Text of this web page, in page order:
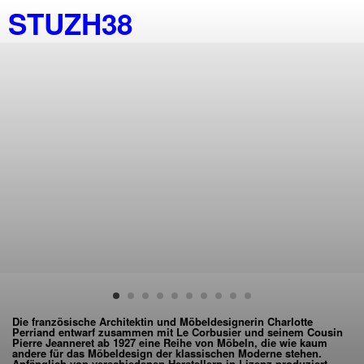
STUZH38
Die französische Architektin und Möbeldesignerin Charlotte
Perriand entwarf zusammen mit Le Corbusier und seinem Cousin
Pierre Jeanneret ab 1927 eine Reihe von Möbeln, die wie kaum
andere für das Möbeldesign der klassischen Moderne stehen.